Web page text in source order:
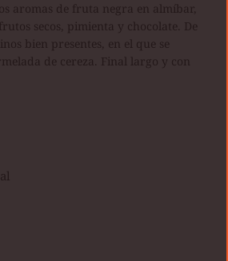
aromas de fruta negra en almíbar,
secos, pimienta y chocolate. De
bien presentes, en el que se
de cereza. Final largo y con